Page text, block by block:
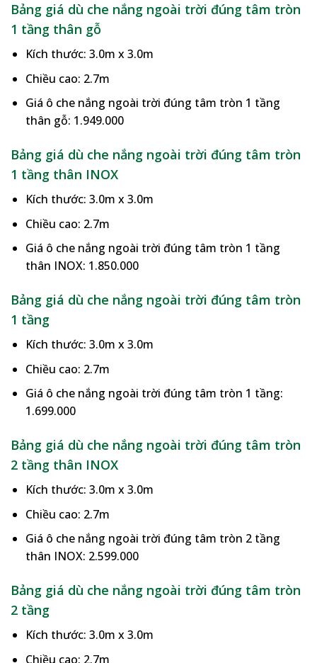
Bảng giá dù che nắng ngoài trời đúng tâm tròn
1 tầng thân gỗ
Kích thước: 3.0m x 3.0m
Chiều cao: 2.7m
Giá ô che nắng ngoài trời đúng tâm tròn 1 tầng
thân gỗ: 1.949.000
Bảng giá dù che nắng ngoài trời đúng tâm tròn
1 tầng thân INOX
Kích thước: 3.0m x 3.0m
Chiều cao: 2.7m
Giá ô che nắng ngoài trời đúng tâm tròn 1 tầng
thân INOX: 1.850.000
Bảng giá dù che nắng ngoài trời đúng tâm tròn
1 tầng
Kích thước: 3.0m x 3.0m
Chiều cao: 2.7m
Giá ô che nắng ngoài trời đúng tâm tròn 1 tầng:
1.699.000
Bảng giá dù che nắng ngoài trời đúng tâm tròn
2 tầng thân INOX
Kích thước: 3.0m x 3.0m
Chiều cao: 2.7m
Giá ô che nắng ngoài trời đúng tâm tròn 2 tầng
thân INOX: 2.599.000
Bảng giá dù che nắng ngoài trời đúng tâm tròn
2 tầng
Kích thước: 3.0m x 3.0m
Chiều cao: 2.7m